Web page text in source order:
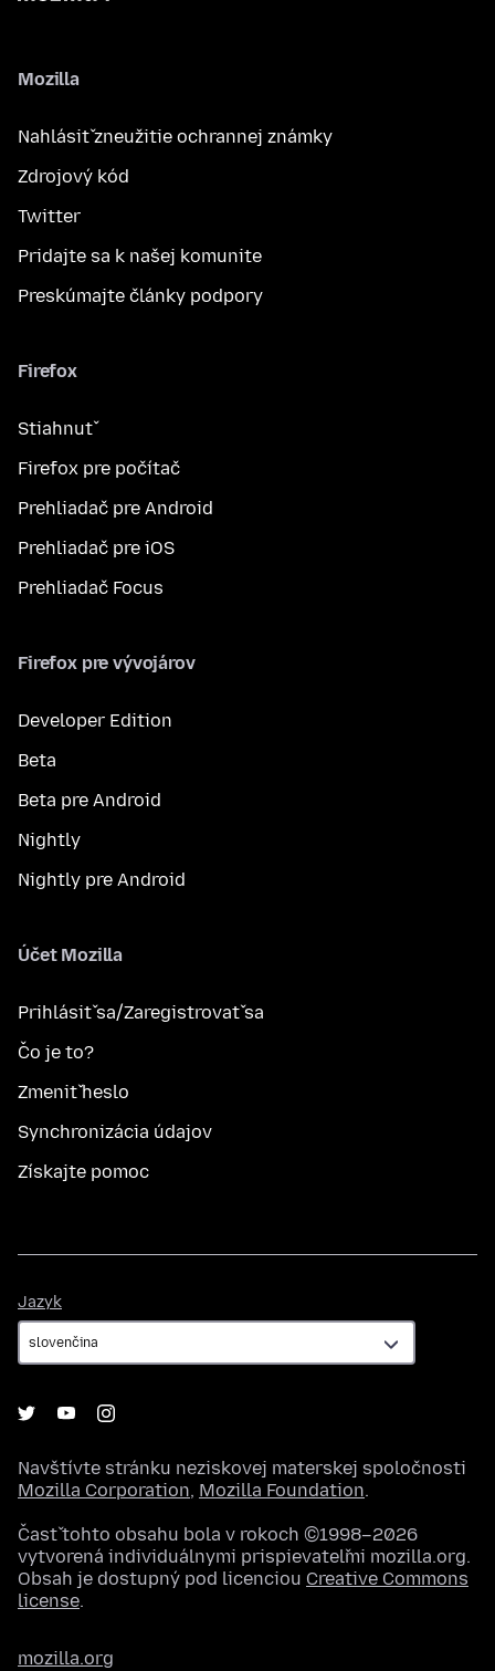
Mozilla
Nahlásiť zneužitie ochrannej známky
Zdrojový kód
Twitter
Pridajte sa k našej komunite
Preskúmajte články podpory
Firefox
Stiahnuť
Firefox pre počítač
Prehliadač pre Android
Prehliadač pre iOS
Prehliadač Focus
Firefox pre vývojárov
Developer Edition
Beta
Beta pre Android
Nightly
Nightly pre Android
Účet Mozilla
Prihlásiť sa/Zaregistrovať sa
Čo je to?
Zmeniť heslo
Synchronizácia údajov
Získajte pomoc
Jazyk
Navštívte stránku neziskovej materskej spoločnosti
Mozilla Corporation, Mozilla Foundation.
Časť tohto obsahu bola v rokoch ©1998–2026
vytvorená individuálnymi prispievateľmi mozilla.org.
Obsah je dostupný pod licenciou Creative Commons
license.
mozilla.org